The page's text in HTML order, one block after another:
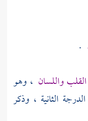
.
واللسان ، وهو
الثانية ، وذكر